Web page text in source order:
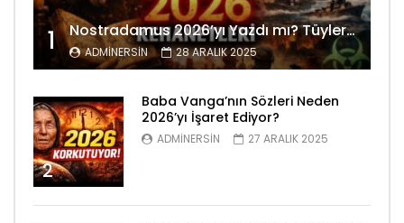
1 Nostradamus 2026’yı Yazdı mı? Tüyler Ürperten Kehanetler
ADMINERSIN 28 ARALIK 2025
2
Baba Vanga’nın Sözleri Neden
2026’yı İşaret Ediyor?
ADMINERSIN 27 ARALIK 2025